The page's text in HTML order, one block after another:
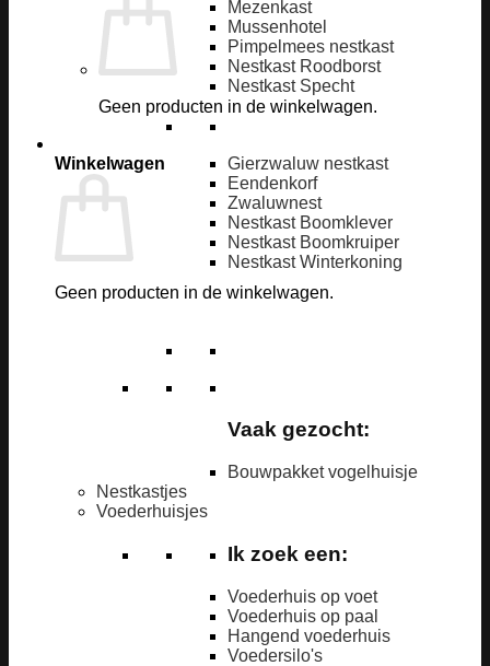
Geen producten in de winkelwagen.
Winkelwagen
Geen producten in de winkelwagen.
Mezenkast
Mussenhotel
Pimpelmees nestkast
Nestkast Roodborst
Nestkast Specht
Gierzwaluw nestkast
Eendenkorf
Zwaluwnest
Nestkast Boomklever
Nestkast Boomkruiper
Nestkast Winterkoning
Vaak gezocht:
Bouwpakket vogelhuisje
Nestkastjes
Voederhuisjes
Ik zoek een:
Voederhuis op voet
Voederhuis op paal
Hangend voederhuis
Voedersilo's